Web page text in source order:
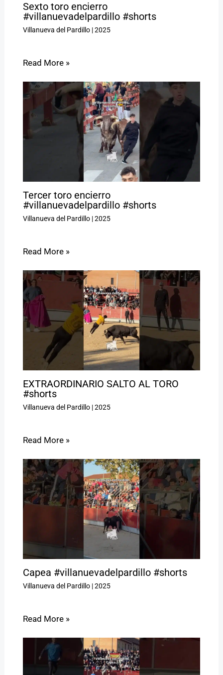
Sexto toro encierro
#villanuevadelpardillo #shorts
Villanueva del Pardillo|2025
Read More »
Tercer toro encierro
#villanuevadelpardillo #shorts
Villanueva del Pardillo|2025
Read More »
EXTRAORDINARIO SALTO AL TORO
#shorts
Villanueva del Pardillo|2025
Read More »
Capea #villanuevadelpardillo #shorts
Villanueva del Pardillo|2025
Read More »